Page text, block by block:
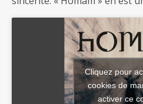
Cliquez pour
cookies de
activer ce